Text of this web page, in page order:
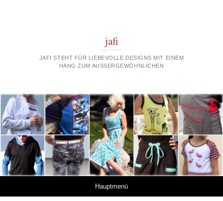
jafi
JAFI STEHT FÜR LIEBEVOLLE DESIGNS MIT EINEM
HANG ZUM AUSSERGEWÖHNLICHEN
Hauptmenü